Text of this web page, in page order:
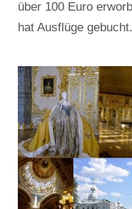
über 100 Euro
hat Ausflüge